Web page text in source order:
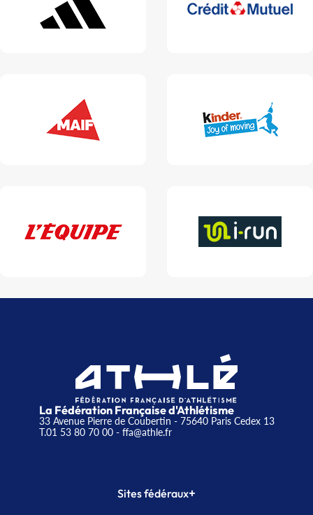
La Fédération Française d'Athlétisme
33 Avenue Pierre de Coubertin - 75640 Paris Cedex 13
T.01 53 80 70 00- ffa@athle.fr
Sites fédéraux+